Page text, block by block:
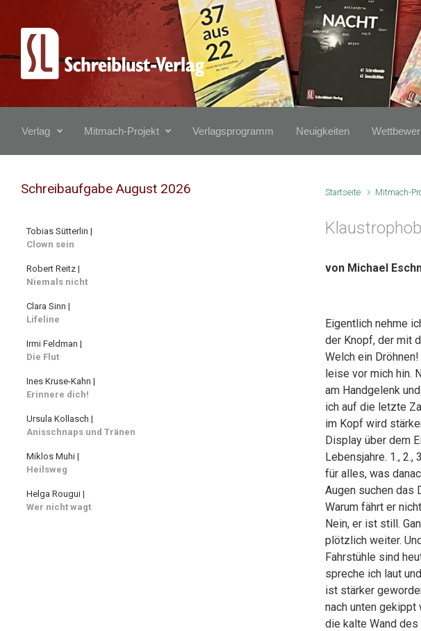
Zum Hauptinhalt springen
Verlag Mitmach-Projekt Verlagsprogramm Neuigkeiten
Startseite Mitmach-
von Michael
Eigentlich nehme
der Knopf, der mit
Welch ein
leise vor mich hin.
am Handgelenk
ich auf die letzte
im Kopf wird
Display über dem
Lebensjahre. 1.,
für alles, was
Augen suchen das
Warum fährt er
Nein, er ist still.
plötzlich weiter.
Fahrstühle sind
spreche ich laut
ist stärker
nach unten gekippt
die kalte Wand des
Schreibaufgabe August 2026
Tobias Sütterlin |
Clown sein
Robert Reitz |
Niemals nicht
Clara Sinn |
Lifeline
Irmi Feldman |
Die Flut
Ines Kruse-Kahn |
Erinnere dich!
Ursula Kollasch |
Anisschnaps und Tränen
Miklos Muhi |
Heilsweg
Helga Rougui |
Wer nicht wagt